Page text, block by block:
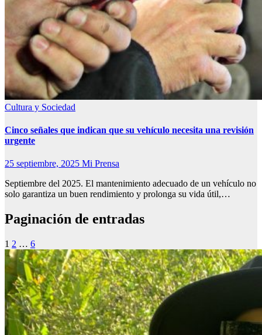
Cultura y Sociedad
Cinco señales que indican que su vehículo necesita una revisión
urgente
25 septiembre, 2025 Mi Prensa
Septiembre del 2025. El mantenimiento adecuado de un vehículo no
solo garantiza un buen rendimiento y prolonga su vida útil,…
Paginación de entradas
1 2 … 6